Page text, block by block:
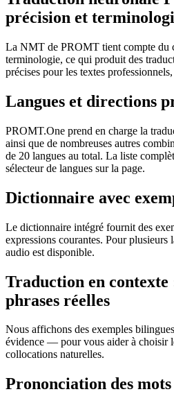
précision et
La NMT de PROMT tient compte du
terminologie, ce qui produit des
précises pour les textes
Langues et directions
PROMT.One prend en charge la
ainsi que de nombreuses autres
de 20 langues au total. La liste
sélecteur de langues sur la page.
Dictionnaire avec
Le dictionnaire intégré fournit des
expressions courantes. Pour plusieurs
audio est disponible.
Traduction en contexte
phrases réelles
Nous affichons des exemples
évidence — pour vous aider à choisir
collocations naturelles.
Prononciation des mots